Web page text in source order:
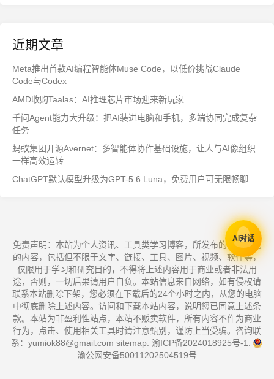
近期文章
Meta推出首款AI编程智能体Muse Code，以低价挑战Claude
Code与Codex
AMD收购Taalas：AI推理芯片市场迎来新玩家
千问Agent能力大升级：把AI装进电脑和手机，多端协同完成复杂
任务
蚂蚁集团开源Avernet：多智能体协作基础设施，让人与AI像组织
一样高效运转
ChatGPT默认模型升级为GPT-5.6 Luna，免费用户可无限畅聊
免责声明：本站为个人资讯、工具类学习博客，所发布的一切形式
的内容，包括但不限于文字、链接、工具、图片、视频、软件等，
仅限用于学习和研究目的，不得将上述内容用于商业或者非法用
途，否则，一切后果请用户自负。本站信息来自网络，如有侵权请
联系本站删除下架，您必须在下载后的24个小时之内，从您的电脑
中彻底删除上述内容。访问和下载本站内容，说明您已同意上述条
款。本站为非盈利性站点，本站不贩卖软件，所有内容不作为商业
行为，点击、使用相关工具时请注意甄别，谨防上当受骗。咨询联
系：yumiok88@gmail.com sitemap 渝ICP备2024018925号-1
渝公网安备50011202504519号
AI对话